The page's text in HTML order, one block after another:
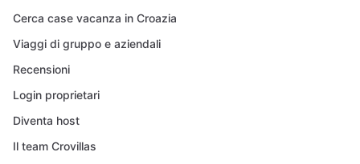
Cerca case vacanza in Croazia
Viaggi di gruppo e aziendali
Recensioni
Login proprietari
Diventa host
Il team Crovillas